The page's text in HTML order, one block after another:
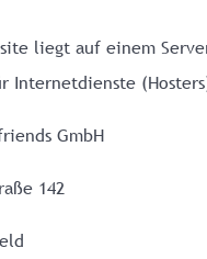
liegt auf einem
Internetdienste
GmbH
142